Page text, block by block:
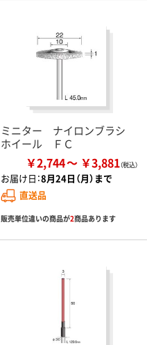
ミニター ナイロンブラシ
ホイール ＦＣ
￥2,744 ￥3,881
お届け日：8月24日（月）まで
直送品
販売単位違いの商品が2商品あります